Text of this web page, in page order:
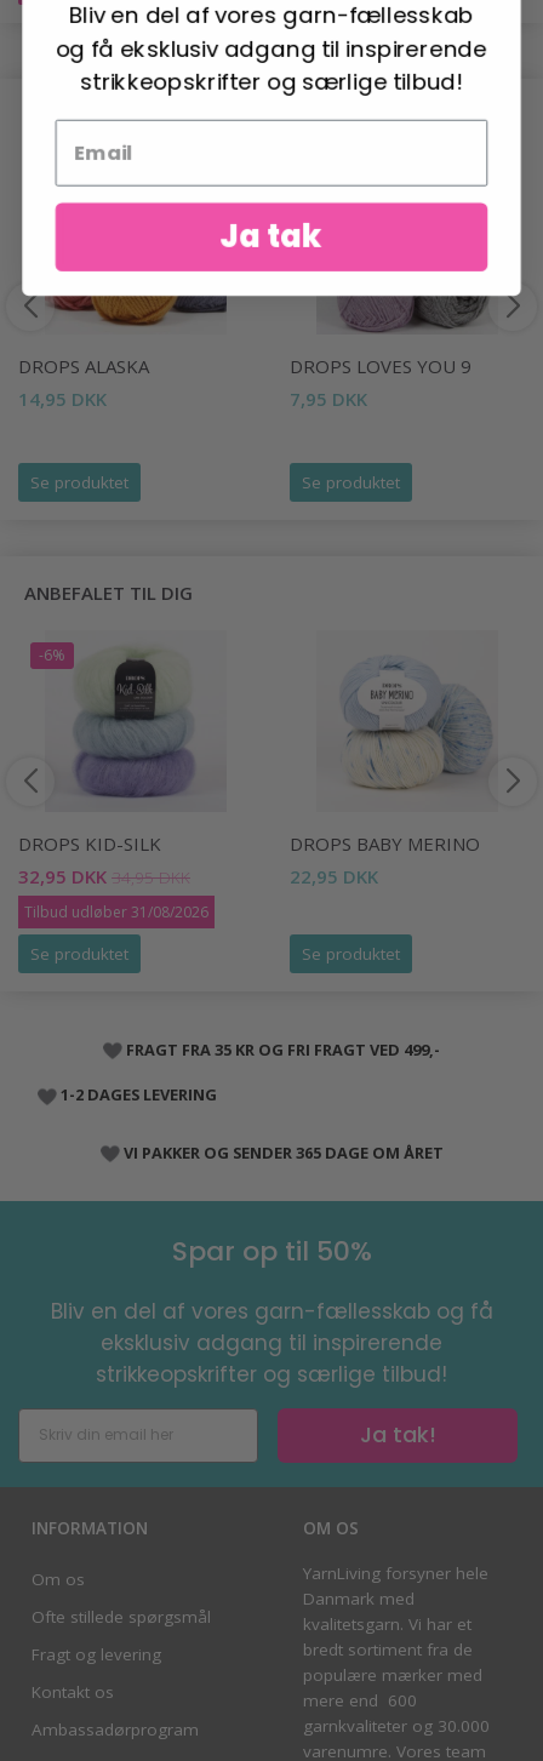
ANDRE HAR OGSÅ SET
DROPS ALASKA
14,95 DKK
Se produktet
DROPS LOVES YOU 9
7,95 DKK
Se produktet
ANBEFALET TIL DIG
-6%
DROPS KID-SILK
32,95 DKK 34,95 DKK
Tilbud udløber 31/08/2026
Se produktet
DROPS BABY MERINO
22,95 DKK
Se produktet
FRAGT FRA 35 KR OG FRI FRAGT VED 499,-
1-2 DAGES LEVERING
VI PAKKER OG SENDER 365 DAGE OM ÅRET
Spar op til 50%
Bliv en del af vores garn-fællesskab og få
eksklusiv adgang til inspirerende
strikkeopskrifter og særlige tilbud!
Ja tak!
INFORMATION
Om os
Ofte stillede spørgsmål
Fragt og levering
Kontakt os
Ambassadørprogram
OM OS
YarnLiving forsyner hele
Danmark med
kvalitetsgarn. Vi har et
bredt sortiment fra de
populære mærker med
mere end 600
garnkvaliteter og 30.000
varenumre. Vores team
Bliv en del af vores garn-fællesskab
og få eksklusiv adgang til inspirerende
strikkeopskrifter og særlige tilbud!
Ja tak